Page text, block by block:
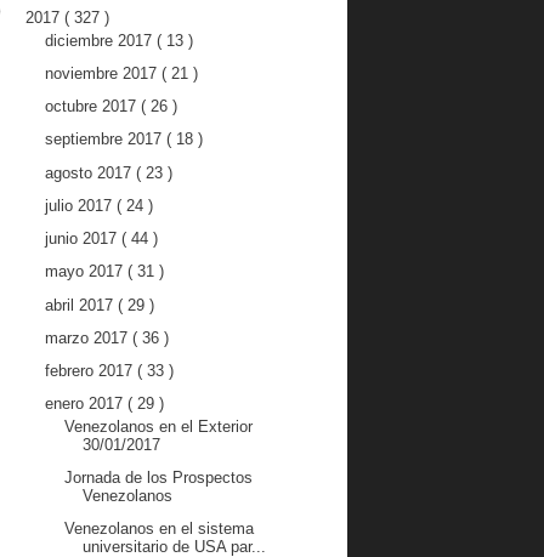
2017 ( 327 )
diciembre 2017 ( 13 )
noviembre 2017 ( 21 )
octubre 2017 ( 26 )
septiembre 2017 ( 18 )
agosto 2017 ( 23 )
julio 2017 ( 24 )
junio 2017 ( 44 )
mayo 2017 ( 31 )
abril 2017 ( 29 )
marzo 2017 ( 36 )
febrero 2017 ( 33 )
enero 2017 ( 29 )
Venezolanos en el Exterior
30/01/2017
Jornada de los Prospectos
Venezolanos
Venezolanos en el sistema
universitario de USA par...